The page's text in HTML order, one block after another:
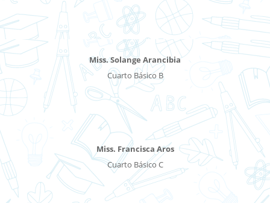
Miss. Solange Arancibia
Cuarto Básico B
Miss. Francisca Aros
Cuarto Básico C